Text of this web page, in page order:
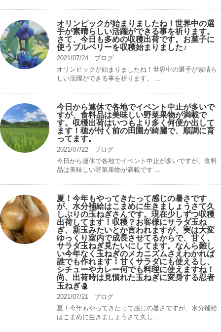
オリンピックが始まりましたね！世界中の選
手が素晴らしい活躍ができる事を祈ります。
さて、今日も多めの収穫出荷です。お菓子に
使うブルベリーを収穫始まりました♪
2021/07/24
ブログ
オリンピックが始まりましたね！世界中の選手が素晴ら
しい活躍ができる事を祈ります。 ...
今日から連休で各地でイベント中止が多いで
すが、食料品は美味しい野菜果物が満載で
す。収穫出荷はいつもより多く何便か出して
ます！穂が付く前の田圃が綺麗で、順調に育
ってます。
2021/07/22
ブログ
今日から連休で各地でイベント中止が多いですが、食料
品は美味しい野菜果物が満載です ...
夏！今年もやってきたって感じの暑さです
が、水分補給はこまめに生きましょうさて久
しぶりの玉ねぎさんです。現在少しずつ収穫
出荷してます！収穫？お客様にサラダ玉ね
ぎ、新玉みたいとか言われますが、実は大変
ゆっくり室内で成長させてるからで、甘く、
サラダ玉ねぎ見たいにしてます。なんら難し
い今年なく玉ねぎのメカニズムさえわかれば
誰でも作れます！甘くサラダにも使えるし、
シチューやカレー何でも料理に使えますね！
尚、出荷時は見慣れた玉ねぎに変身する忍者
玉ねぎ
2021/07/21
ブログ
夏！今年もやってきたって感じの暑さですが、水分補給
はこまめに生きましょうさて久し ...